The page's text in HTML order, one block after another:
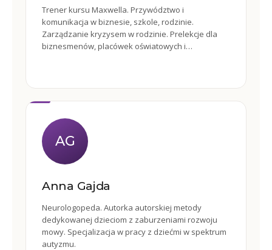
Trener kursu Maxwella. Przywództwo i
komunikacja w biznesie, szkole, rodzinie.
Zarządzanie kryzysem w rodzinie. Prelekcje dla
biznesmenów, placówek oświatowych i
AG
Anna Gajda
Neurologopeda. Autorka autorskiej metody
dedykowanej dzieciom z zaburzeniami rozwoju
mowy. Specjalizacja w pracy z dziećmi w spektrum
autyzmu.